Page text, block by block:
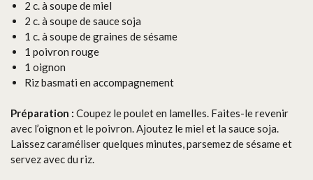
2 c. à soupe de miel
2 c. à soupe de sauce soja
1 c. à soupe de graines de sésame
1 poivron rouge
1 oignon
Riz basmati en accompagnement
Préparation : Coupez le poulet en lamelles. Faites-le revenir
avec l’oignon et le poivron. Ajoutez le miel et la sauce soja.
Laissez caraméliser quelques minutes, parsemez de sésame et
servez avec du riz.